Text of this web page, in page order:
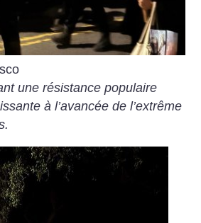
une résistance populaire
à l’avancée de l’extrême